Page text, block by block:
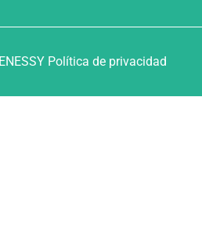
Política de privacidad